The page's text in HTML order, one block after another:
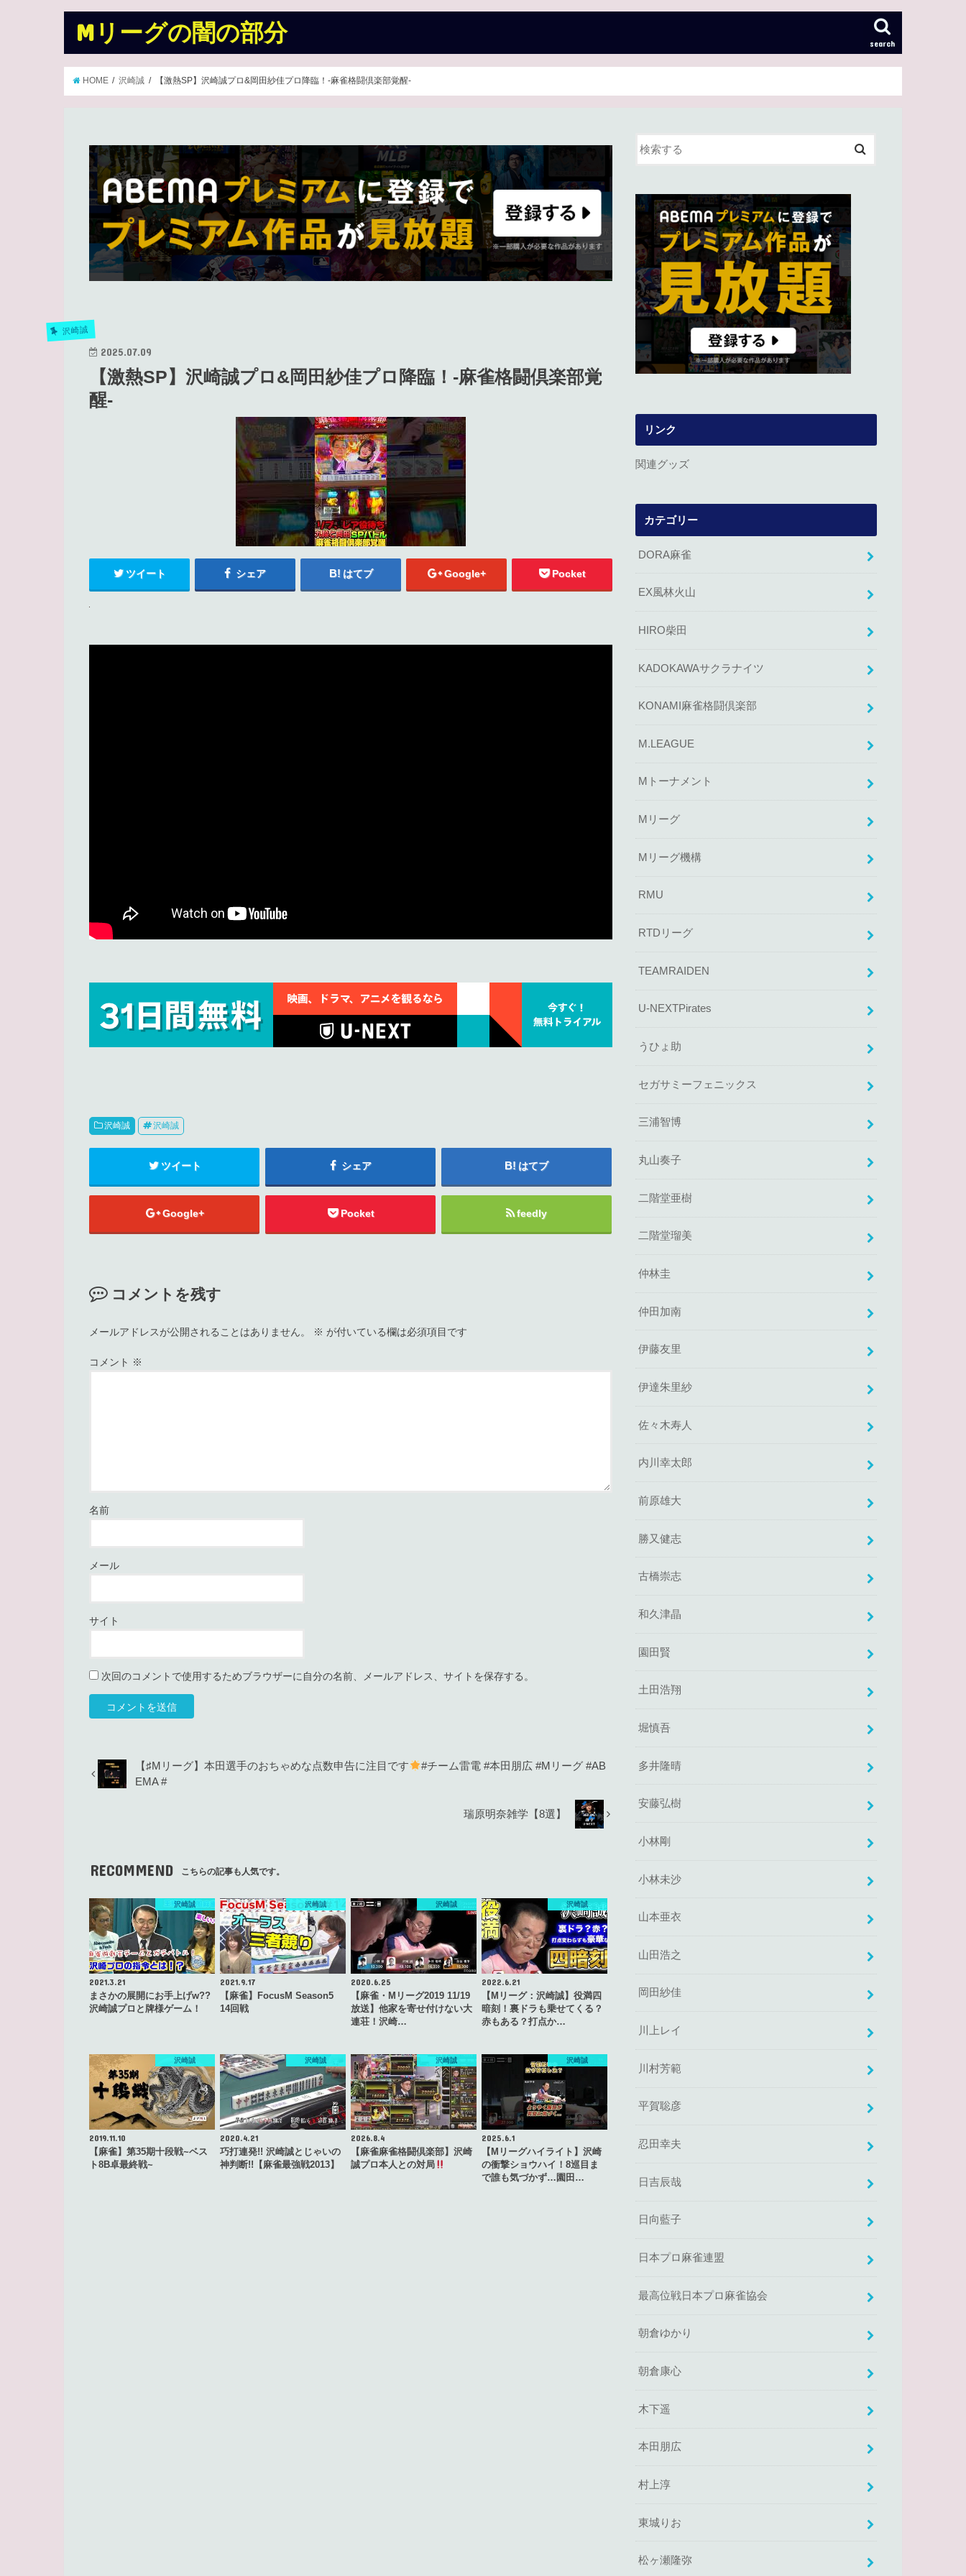
Mリーグの闇の部分 search
HOME 沢崎誠 【激熱SP】沢崎誠プロ&岡田紗佳プロ降臨！-麻雀格闘倶楽部覚醒-
沢崎誠
2025.07.09
【激熱SP】沢崎誠プロ&岡田紗佳プロ降臨！-麻雀格闘倶楽部覚
醒-
ツイート シェア はてブ Google+ Pocket
沢崎誠 沢崎誠
ツイート シェア はてブ
Google+ Pocket feedly
コメントを残す
メールアドレスが公開されることはありません。 ※ が付いている欄は必須項目です
コメント ※
名前
メール
サイト
次回のコメントで使用するためブラウザーに自分の名前、メールアドレス、サイトを保存する。
【♯Mリーグ】本田選手のおちゃめな点数申告に注目です
#チーム雷電 #本田朋広 #Mリーグ #AB
EMA #
瑞原明奈雑学【8選】
RECOMMEND こちらの記事も人気です。
沢崎誠
2021.3.21
まさかの展開にお手上げw??
沢崎誠プロと牌様ゲーム！
沢崎誠
2021.9.17
【麻雀】FocusM Season5
14回戦
沢崎誠
2020.6.25
【麻雀・Mリーグ2019 11/19
放送】他家を寄せ付けない大
連荘！沢崎…
沢崎誠
2022.6.21
【Mリーグ：沢崎誠】役満四
暗刻！裏ドラも乗せてくる？
赤もある？打点か…
沢崎誠
2019.11.10
【麻雀】第35期十段戦~ベス
ト8B卓最終戦~
沢崎誠
2020.4.21
巧打連発!! 沢崎誠とじゃいの
神判断!!【麻雀最強戦2013】
沢崎誠
2026.8.4
【麻雀麻雀格闘倶楽部】沢崎
誠プロ本人との対局
沢崎誠
2025.6.1
【Mリーグハイライト】沢崎
の衝撃ショウハイ！8巡目ま
で誰も気づかず…園田…
リンク
関連グッズ
カテゴリー
DORA麻雀
EX風林火山
HIRO柴田
KADOKAWAサクラナイツ
KONAMI麻雀格闘倶楽部
M.LEAGUE
Mトーナメント
Mリーグ
Mリーグ機構
RMU
RTDリーグ
TEAMRAIDEN
U-NEXTPirates
うひょ助
セガサミーフェニックス
三浦智博
丸山奏子
二階堂亜樹
二階堂瑠美
仲林圭
仲田加南
伊藤友里
伊達朱里紗
佐々木寿人
内川幸太郎
前原雄大
勝又健志
古橋崇志
和久津晶
園田賢
土田浩翔
堀慎吾
多井隆晴
安藤弘樹
小林剛
小林未沙
山本亜衣
山田浩之
岡田紗佳
川上レイ
川村芳範
平賀聡彦
忍田幸夫
日吉辰哉
日向藍子
日本プロ麻雀連盟
最高位戦日本プロ麻雀協会
朝倉ゆかり
朝倉康心
木下遥
本田朋広
村上淳
東城りお
松ヶ瀬隆弥